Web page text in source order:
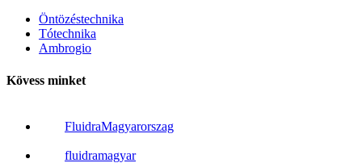
Öntözéstechnika
Tótechnika
Ambrogio
Kövess minket
FluidraMagyarorszag
fluidramagyar